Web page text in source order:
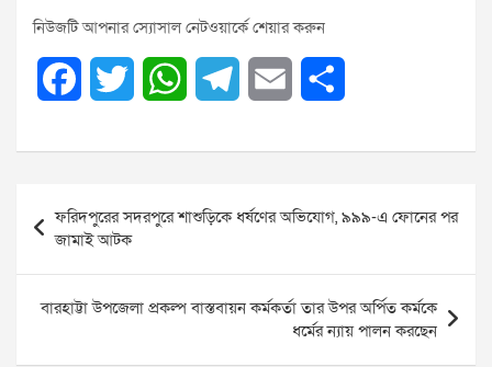
নিউজটি আপনার স্যোসাল নেটওয়ার্কে শেয়ার করুন
e
b
o
t
e
W
t
A
e
r
i
r
Post
navigation
ফরিদপুরের সদরপুরে শাশুড়িকে ধর্ষণের অভিযোগ, ৯৯৯-এ ফোনের পর
জামাই আটক
বারহাট্টা উপজেলা প্রকল্প বাস্তবায়ন কর্মকর্তা তার উপর অর্পিত কর্মকে
ধর্মের ন্যায় পালন করছেন